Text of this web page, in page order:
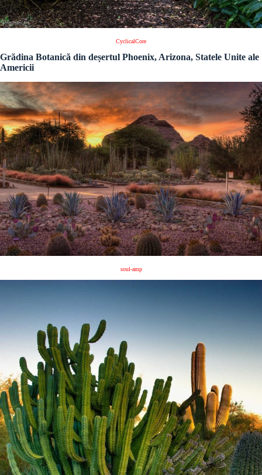
CyclicalCore
Grădina Botanică din deșertul Phoenix, Arizona, Statele Unite ale
Americii
soul-amp